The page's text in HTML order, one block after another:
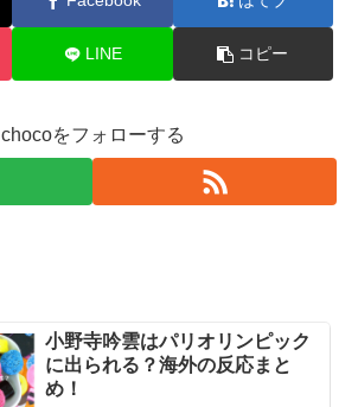
LINE コピー
chocoをフォローする
小野寺吟雲はパリオリンピック
に出られる？海外の反応まと
め！